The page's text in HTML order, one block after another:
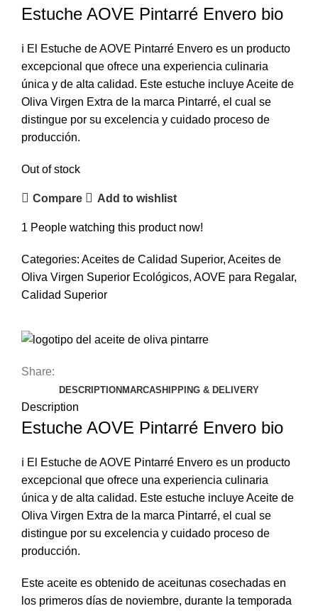
Estuche AOVE Pintarré Envero bio
ℹ️ El Estuche de AOVE Pintarré Envero es un producto
excepcional que ofrece una experiencia culinaria
única y de alta calidad. Este estuche incluye Aceite de
Oliva Virgen Extra de la marca Pintarré, el cual se
distingue por su excelencia y cuidado proceso de
producción.
Out of stock
Compare Add to wishlist
1 People watching this product now!
Categories: Aceites de Calidad Superior, Aceites de
Oliva Virgen Superior Ecológicos, AOVE para Regalar,
Calidad Superior
Share:
DESCRIPTIONMARCASHIPPING & DELIVERY
Description
Estuche AOVE Pintarré Envero bio
ℹ️ El Estuche de AOVE Pintarré Envero es un producto
excepcional que ofrece una experiencia culinaria
única y de alta calidad. Este estuche incluye Aceite de
Oliva Virgen Extra de la marca Pintarré, el cual se
distingue por su excelencia y cuidado proceso de
producción.
Este aceite es obtenido de aceitunas cosechadas en
los primeros días de noviembre, durante la temporada